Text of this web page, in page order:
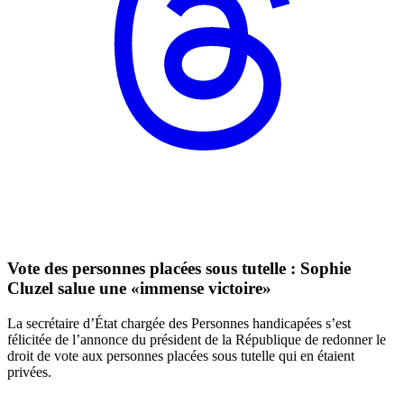
Vote des personnes placées sous tutelle : Sophie
Cluzel salue une «immense victoire»
La secrétaire d’État chargée des Personnes handicapées s’est
félicitée de l’annonce du président de la République de redonner le
droit de vote aux personnes placées sous tutelle qui en étaient
privées.